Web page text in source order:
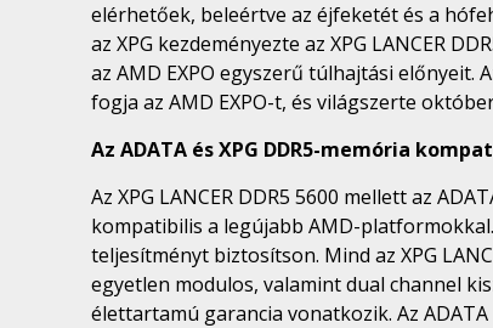
elérhetőek, beleértve az éjfeketét és a
az XPG kezdeményezte az XPG LANCER
az AMD EXPO egyszerű túlhajtási előnyeit.
fogja az AMD EXPO-t, és világszerte
Az ADATA és XPG DDR5-memória
Az XPG LANCER DDR5 5600 mellett az
kompatibilis a legújabb AMD-
teljesítményt biztosítson. Mind az XPG
egyetlen modulos, valamint dual channel
élettartamú garancia vonatkozik. Az